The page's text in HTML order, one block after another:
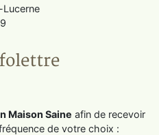
Maison Saine afin de recevoir
de votre choix :